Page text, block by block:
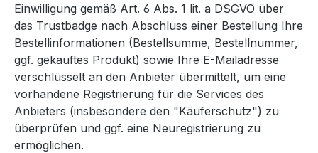
Einwilligung gemäß Art. 6 Abs. 1 lit. a DSGVO über
das Trustbadge nach Abschluss einer Bestellung Ihre
Bestellinformationen (Bestellsumme, Bestellnummer,
ggf. gekauftes Produkt) sowie Ihre E-Mailadresse
verschlüsselt an den Anbieter übermittelt, um eine
vorhandene Registrierung für die Services des
Anbieters (insbesondere den "Käuferschutz") zu
überprüfen und ggf. eine Neuregistrierung zu
ermöglichen.